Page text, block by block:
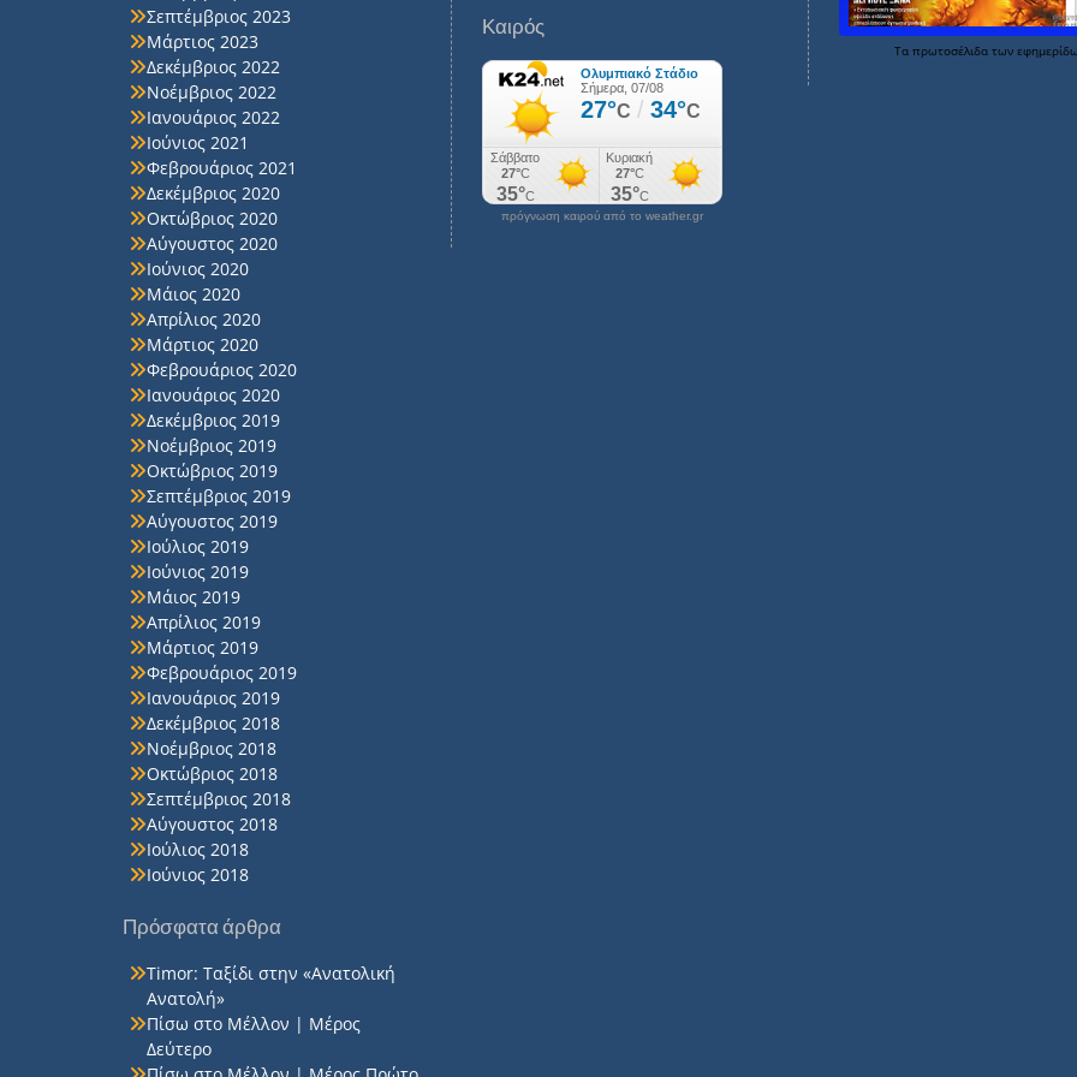
Σεπτέμβριος 2023
Μάρτιος 2023
Δεκέμβριος 2022
Νοέμβριος 2022
Ιανουάριος 2022
Ιούνιος 2021
Φεβρουάριος 2021
Δεκέμβριος 2020
Οκτώβριος 2020
Αύγουστος 2020
Ιούνιος 2020
Μάιος 2020
Απρίλιος 2020
Μάρτιος 2020
Φεβρουάριος 2020
Ιανουάριος 2020
Δεκέμβριος 2019
Νοέμβριος 2019
Οκτώβριος 2019
Σεπτέμβριος 2019
Αύγουστος 2019
Ιούλιος 2019
Ιούνιος 2019
Μάιος 2019
Απρίλιος 2019
Μάρτιος 2019
Φεβρουάριος 2019
Ιανουάριος 2019
Δεκέμβριος 2018
Νοέμβριος 2018
Οκτώβριος 2018
Σεπτέμβριος 2018
Αύγουστος 2018
Ιούλιος 2018
Ιούνιος 2018
Πρόσφατα άρθρα
Timor: Ταξίδι στην «Ανατολική
Ανατολή»
Πίσω στο Μέλλον | Μέρος
Δεύτερο
Καιρός
πρόγνωση καιρού από το weather.gr
Τα πρωτοσέλιδα των